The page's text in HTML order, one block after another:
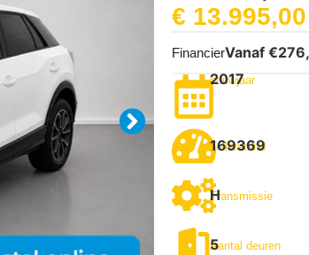
€ 13.995,00
FinancierVanaf €
bouwjaar
2017
Tellerstand
169369
Transmissie
H
Aantal deuren
5